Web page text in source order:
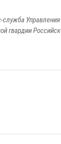
служба
гвардии